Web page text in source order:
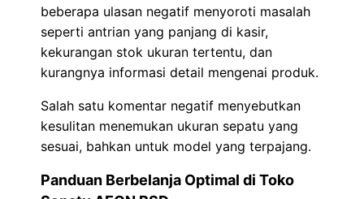
beberapa ulasan negatif menyoroti masalah
seperti antrian yang panjang di kasir,
kekurangan stok ukuran tertentu, dan
kurangnya informasi detail mengenai produk.
Salah satu komentar negatif menyebutkan
kesulitan menemukan ukuran sepatu yang
sesuai, bahkan untuk model yang terpajang.
Panduan Berbelanja Optimal di Toko